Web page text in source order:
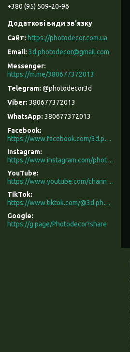
+380 (95) 509-20-96
https://photodecor.com.ua
3d.photodecor@gmail.com
https://m.me/380677372013
@photodecor3d
380677372013
380677372013
Facebook
https://www.facebook.com/3d.photodecor/
Instagram
https://www.instagram.com/photodecor.com.ua/
YouTube
https://www.youtube.com/channel/UCXCUerfqRY1Pw7-IptdbqyA/videos
TikTok
https://www.tiktok.com/@3d.photodecor?is_from_webapp=1&sender_device=pc
Google
https://g.page/Photodecor?share